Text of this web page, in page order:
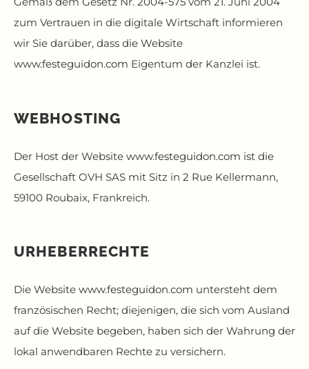
zum Vertrauen in die digitale Wirtschaft informieren
wir Sie darüber, dass die Website
www.festeguidon.com Eigentum der Kanzlei ist.
WEBHOSTING
Der Host der Website www.festeguidon.com ist die
Gesellschaft OVH SAS mit Sitz in 2 Rue Kellermann,
59100 Roubaix, Frankreich.
URHEBERRECHTE
Die Website www.festeguidon.com untersteht dem
französischen Recht; diejenigen, die sich vom Ausland
auf die Website begeben, haben sich der Wahrung der
lokal anwendbaren Rechte zu versichern.